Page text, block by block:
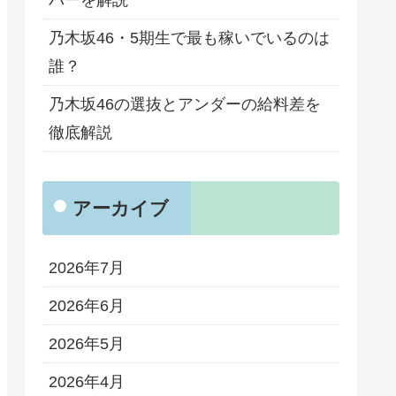
乃木坂46・5期生で最も稼いでいるのは
誰？
乃木坂46の選抜とアンダーの給料差を
徹底解説
アーカイブ
2026年7月
2026年6月
2026年5月
2026年4月